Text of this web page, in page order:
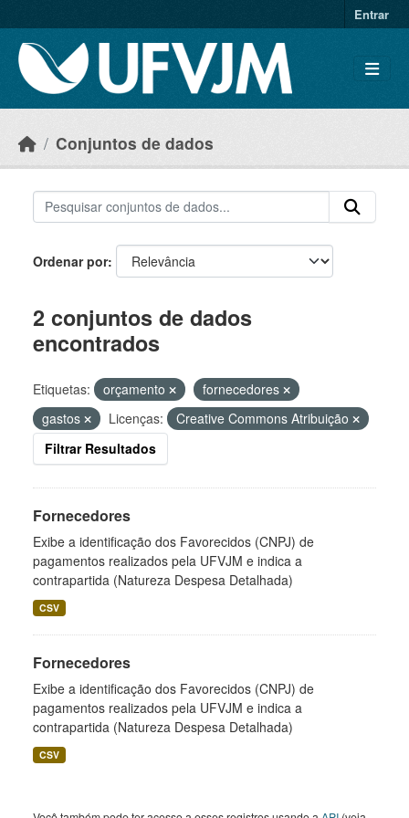
Entrar
Conjuntos de dados
Ordenar por
2 conjuntos de dados
encontrados
Etiquetas: orçamento
fornecedores
gastos
Licenças:
Creative Commons Atribuição
Filtrar Resultados
Fornecedores
Exibe a identificação dos Favorecidos (CNPJ) de
pagamentos realizados pela UFVJM e indica a
contrapartida (Natureza Despesa Detalhada)
CSV
Fornecedores
Exibe a identificação dos Favorecidos (CNPJ) de
pagamentos realizados pela UFVJM e indica a
contrapartida (Natureza Despesa Detalhada)
CSV